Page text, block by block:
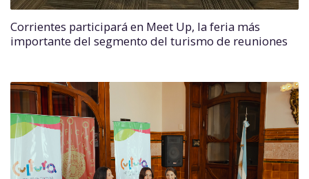
Corrientes participará en Meet Up, la feria más
importante del segmento del turismo de reuniones